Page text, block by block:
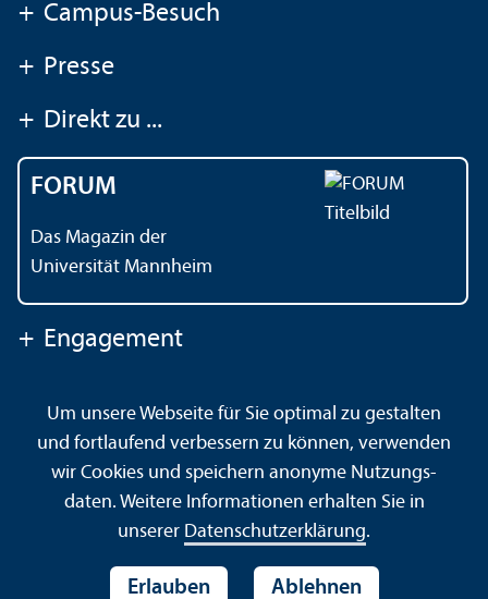
+ Campus-Besuch
+ Presse
+ Direkt zu ...
FORUM
Das Magazin der
Universität Mannheim
+ Engagement
Kontakt Impressum Datenschutz
Barrierefreiheit
Gebärdensprache
Leichte Sprache
Sitemap
Hausordnung
Sicherheit und Notfälle
Um unsere Webseite für Sie optimal zu gestalten
und fortlaufend verbessern zu können, verwenden
wir Cookies und speichern anonyme Nutzungs­
daten. Weitere Informationen erhalten Sie in
unserer Datenschutz­erklärung.
Erlauben Ablehnen